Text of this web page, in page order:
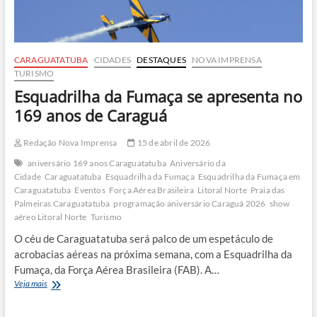
CARAGUATATUBA CIDADES DESTAQUES
NOVA IMPRENSA
TURISMO
Esquadrilha da Fumaça se apresenta no
169 anos de Caraguá
Redação Nova Imprensa
15 de abril de 2026
aniversário 169 anos Caraguatatuba Aniversário da
Cidade Caraguatatuba Esquadrilha da Fumaça Esquadrilha da Fumaça em
Caraguatatuba Eventos Força Aérea Brasileira Litoral Norte Praia das
Palmeiras Caraguatatuba programação aniversário Caraguá 2026 show
aéreo Litoral Norte Turismo
O céu de Caraguatatuba será palco de um espetáculo de
acrobacias aéreas na próxima semana, com a Esquadrilha da
Fumaça, da Força Aérea Brasileira (FAB). A…
Veja maisEsquadrilha